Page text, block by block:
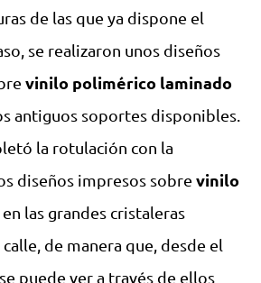
de las que ya dispone el
se realizaron unos diseños
vinilo polimérico laminado
antiguos soportes disponibles.
la rotulación con la
diseños impresos sobre vinilo
en las grandes cristaleras
de manera que, desde el
puede ver a través de ellos